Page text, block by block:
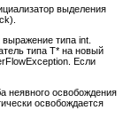
выделения
типа int.
типа T* на новый
Если
неявного освобождения
освобождается